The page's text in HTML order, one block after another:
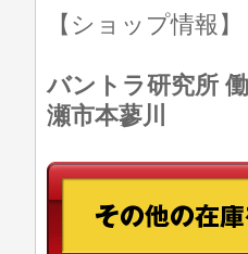
【ショップ情報
バントラ研究所
瀬市本蓼川